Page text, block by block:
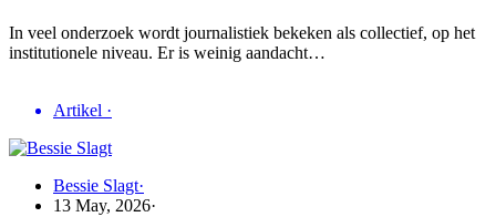
In veel onderzoek wordt journalistiek bekeken als collectief, op het
institutionele niveau. Er is weinig aandacht…
Artikel ·
Bessie Slagt·
13 May, 2026·